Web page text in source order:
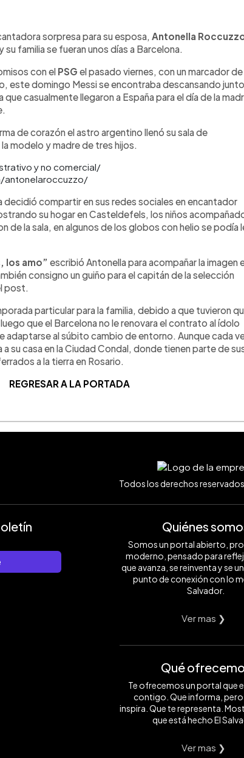
sorpresa para su esposa, Antonella
familia se fueran unos días a Barcelona.
con el PSG el pasado viernes, con un marcador
este domingo Messi se encontraba descansando
casualmente llegaron a España para el día de la
de corazón el astro argentino llenó su sala de
modelo y madre de tres hijos.
y no comercial/
decidió compartir en sus redes sociales en encantador
su hogar en Casteldefels, los niños
de la sala, en algunos de los globos con helio se podía
los amo” escribió Antonella para acompañar la imagen
consigno un guiño para el capitán de la selección
post.
particular para la familia, debido a que tuvieron
que el Barcelona no le renovara el contrato al ídolo
adaptarse al súbito cambio de entorno. Aunque cada
su casa en la Ciudad Condal, donde tienen parte de
a la tierra en Rosario.
REGRESAR A LA PORTADA
Todos los derechos
Quiénes
Somos un portal abierto,
moderno, pensado para
que avanza, se reinventa y se
punto de conexión con lo
Salvador.
Ver mas ❯
Qué
Te ofrecemos un portal que
contigo. Que informa,
inspira. Que te representa.
que está hecho El
Ver mas ❯